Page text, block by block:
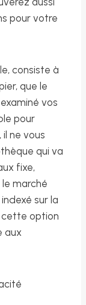
pour votre
consiste à
que le
vos
pour
ne vous
qui va
fixe,
le marché
sur la
cette option
aux